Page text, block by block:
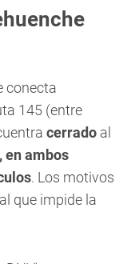
conecta
145 (entre
cerrado al
en ambos
. Los motivos
que impide la